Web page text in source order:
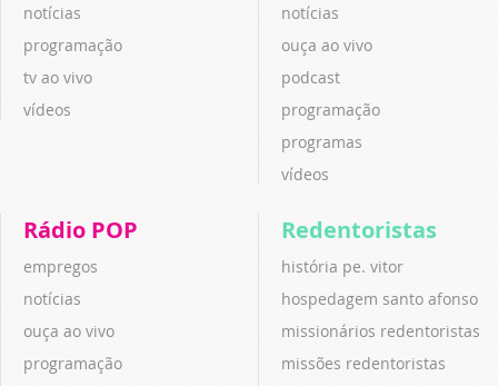
notícias
programação
tv ao vivo
vídeos
notícias
ouça ao vivo
podcast
programação
programas
vídeos
Rádio POP
empregos
notícias
ouça ao vivo
programação
Redentoristas
história pe. vitor
hospedagem santo afonso
missionários redentoristas
missões redentoristas